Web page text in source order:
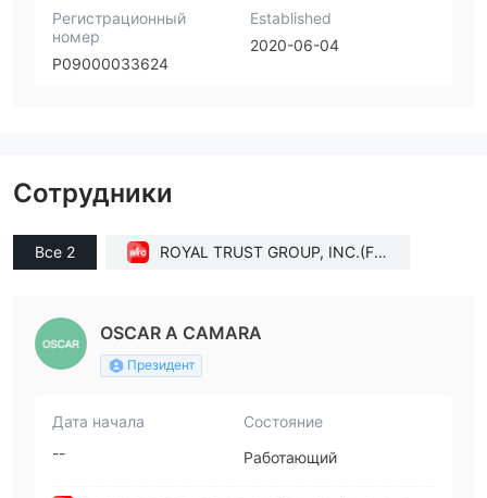
Регистрационный
номер
P09000033624
Established
2020-06-04
Сотрудники
Все 2
ROYAL TRUST GROUP, INC.(Flo
OSCAR A CAMARA
Президент
Дата начала
--
Состояние
Работающий